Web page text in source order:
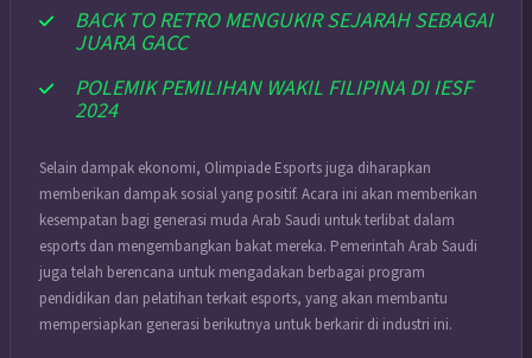
BACK TO RETRO MENGUKIR SEJARAH SEBAGAI
JUARA GACC
POLEMIK PEMILIHAN WAKIL FILIPINA DI IESF
2024
Selain dampak ekonomi, Olimpiade Esports juga diharapkan
memberikan dampak sosial yang positif. Acara ini akan memberikan
kesempatan bagi generasi muda Arab Saudi untuk terlibat dalam
esports dan mengembangkan bakat mereka. Pemerintah Arab Saudi
juga telah berencana untuk mengadakan berbagai program
pendidikan dan pelatihan terkait esports, yang akan membantu
mempersiapkan generasi berikutnya untuk berkarir di industri ini.